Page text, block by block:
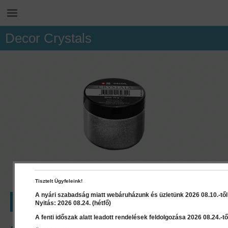
Decor Crystals
LEÍRÁS RÉSZLETEK DOKUMENTUMOK
Tisztelt Ügyfeleink!
A nyári szabadság miatt webáruházunk és üzletünk 2026 08.10.-
Nyitás: 2026 08.24. (hétfő)
A fenti időszak alatt leadott rendelések feldolgozása 2026 08.24.-